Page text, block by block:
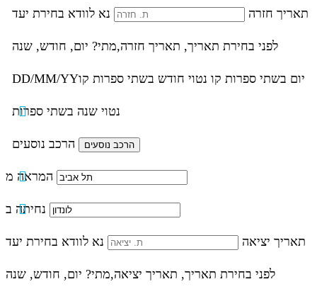
תאריך חזרה נא לוודא בחירת יעד
לפני בחירת תאריך, תאריך חזרה,מתי? יום, חודש, שנה
DD/MM/YYיום בשתי ספרות קו נטוי חודש בשתי ספרות קו
נטוי שנה בשתי ספרות
הרכב נוסעים
המראה מ
נחיתה ב
תאריך יציאה נא לוודא בחירת יעד
לפני בחירת תאריך, תאריך יציאה,מתי? יום, חודש, שנה